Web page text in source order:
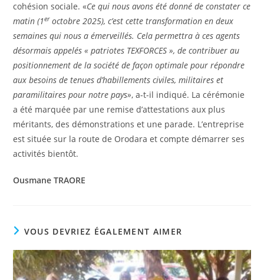
cohésion sociale. «Ce qui nous avons été donné de constater ce
matin (1eroctobre 2025), c’est cette transformation en deux
semaines qui nous a émerveillés. Cela permettra à ces agents
désormais appelés « patriotes TEXFORCES », de contribuer au
positionnement de la société de façon optimale pour répondre
aux besoins de tenues d’habillements civiles, militaires et
paramilitaires pour notre pays», a-t-il indiqué. La cérémonie
a été marquée par une remise d’attestations aux plus
méritants, des démonstrations et une parade. L’entreprise
est située sur la route de Orodara et compte démarrer ses
activités bientôt.
Ousmane TRAORE
VOUS DEVRIEZ ÉGALEMENT AIMER